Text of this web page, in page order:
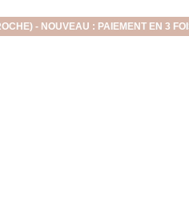
- NOUVEAU : PAIEMENT EN 3